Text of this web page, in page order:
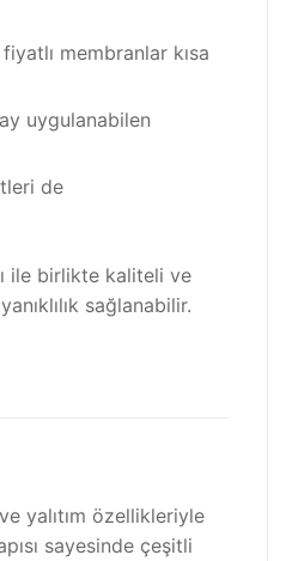
membranlar kısa
uygulanabilen
de
ile birlikte kaliteli ve
sağlanabilir.
yalıtım özellikleriyle
sayesinde çeşitli